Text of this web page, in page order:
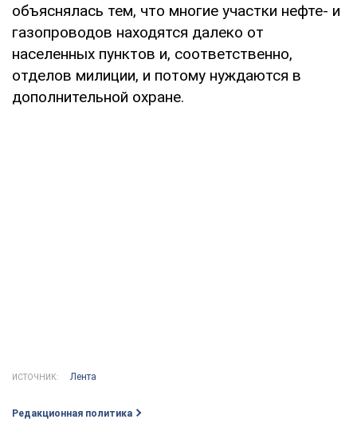
объяснялась тем, что многие участки нефте- и
газопроводов находятся далеко от
населенных пунктов и, соответственно,
отделов милиции, и потому нуждаются в
дополнительной охране.
ИСТОЧНИК: Лента
Редакционная политика